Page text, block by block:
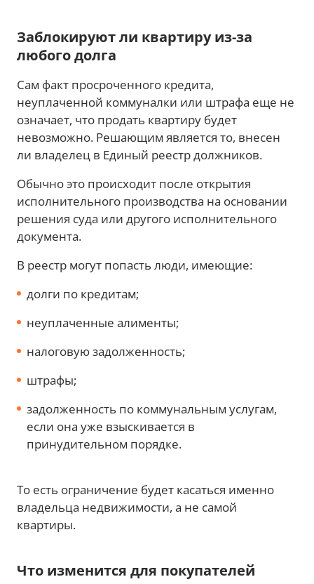
Заблокируют ли квартиру из-за
любого долга
Сам факт просроченного кредита,
неуплаченной коммуналки или штрафа еще не
означает, что продать квартиру будет
невозможно. Решающим является то, внесен
ли владелец в Единый реестр должников.
Обычно это происходит после открытия
исполнительного производства на основании
решения суда или другого исполнительного
документа.
В реестр могут попасть люди, имеющие:
долги по кредитам;
неуплаченные алименты;
налоговую задолженность;
штрафы;
задолженность по коммунальным услугам,
если она уже взыскивается в
принудительном порядке.
То есть ограничение будет касаться именно
владельца недвижимости, а не самой
квартиры.
Что изменится для покупателей